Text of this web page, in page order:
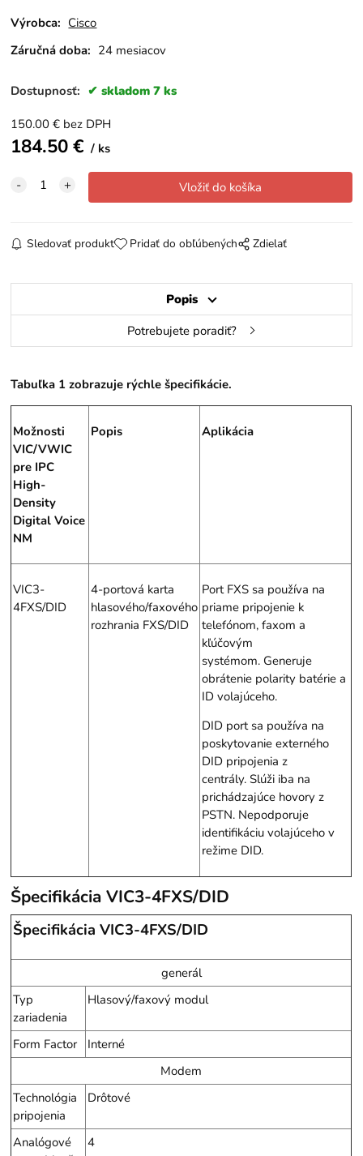
Výrobca: Cisco
Záručná doba: 24 mesiacov
Dostupnosť: skladom 7 ks
150.00 € bez DPH
184.50€ ks
Sledovať produkt Pridať do obľúbených Zdielať
Popis
Potrebujete poradiť?
Tabuľka 1 zobrazuje rýchle špecifikácie.
Možnosti
VIC/VWIC
pre IPC
High-
Density
Digital Voice
NM
Popis Aplikácia
VIC3-
4FXS/DID
4-portová karta
hlasového/faxového
rozhrania FXS/DID
Port FXS sa používa na
priame pripojenie k
telefónom, faxom a
kľúčovým
systémom. Generuje
obrátenie polarity batérie a
ID volajúceho.
DID port sa používa na
poskytovanie externého
DID pripojenia z
centrály. Slúži iba na
prichádzajúce hovory z
PSTN. Nepodporuje
identifikáciu volajúceho v
režime DID.
Špecifikácia VIC3-4FXS/DID
Špecifikácia VIC3-4FXS/DID
generál
Typ
zariadenia
Hlasový/faxový modul
Form Factor
Interné
Modem
Technológia
pripojenia
Drôtové
Analógové
4